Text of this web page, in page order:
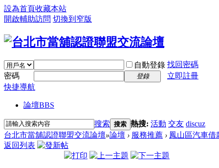
設為首頁收藏本站
開啟輔助訪問 切換到窄版
自動登錄 找回密碼
密碼
登錄
立即註冊
快捷導航
論壇BBS
搜索 搜索 熱搜: 活動 交友 discuz
台北市當舖認證聯盟交流論壇»論壇 › 服務推薦 › 鳳山區汽車借
返回列表